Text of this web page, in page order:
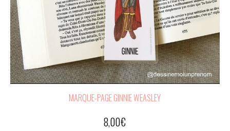
MARQUE-PAGE GINNIE WEASLEY
8,00€